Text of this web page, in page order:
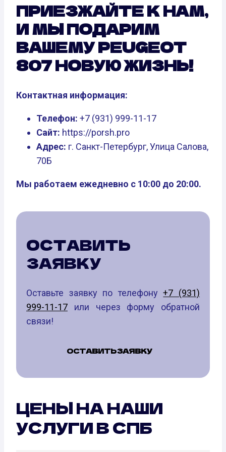
ПРИЕЗЖАЙТЕ К НАМ,
И МЫ ПОДАРИМ
ВАШЕМУ PEUGEOT
807 НОВУЮ ЖИЗНЬ!
Контактная информация:
Телефон: +7 (931) 999-11-17
Сайт: https://porsh.pro
Адрес: г. Санкт-Петербург, Улица Салова,
70Б
Мы работаем ежедневно с 10:00 до 20:00.
ОСТАВИТЬ
ЗАЯВКУ
Оставьте заявку по телефону+7 (931)
999-11-17 или через форму обратной
связи!
ОСТАВИТЬ ЗАЯВКУ
ЦЕНЫ НА НАШИ
УСЛУГИ В СПБ